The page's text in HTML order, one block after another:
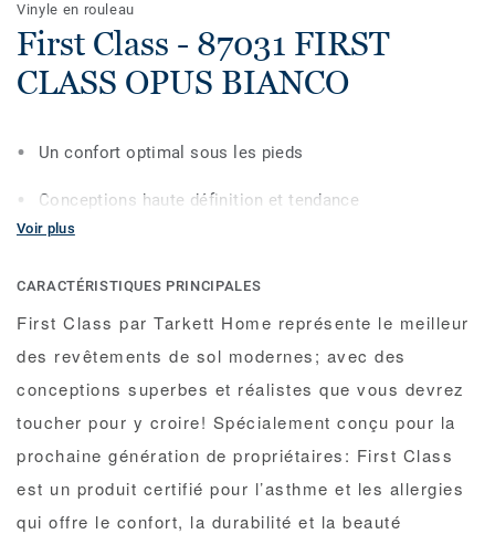
Vinyle en rouleau
First Class - 87031 FIRST
CLASS OPUS BIANCO
Un confort optimal sous les pieds
Conceptions haute définition et tendance
Garantie résidentielle à vie limitée
Voir plus
CARACTÉRISTIQUES PRINCIPALES
First Class par Tarkett Home représente le meilleur
des revêtements de sol modernes; avec des
conceptions superbes et réalistes que vous devrez
toucher pour y croire! Spécialement conçu pour la
prochaine génération de propriétaires: First Class
est un produit certifié pour l’asthme et les allergies
qui offre le confort, la durabilité et la beauté